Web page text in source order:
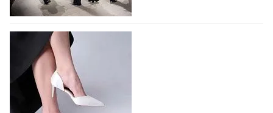
На участие в Московской неделе моды
подано 1047 заявок
На участие в седьмой Московской неделе моды,
которая пройдет в российской столице с 26 сентября